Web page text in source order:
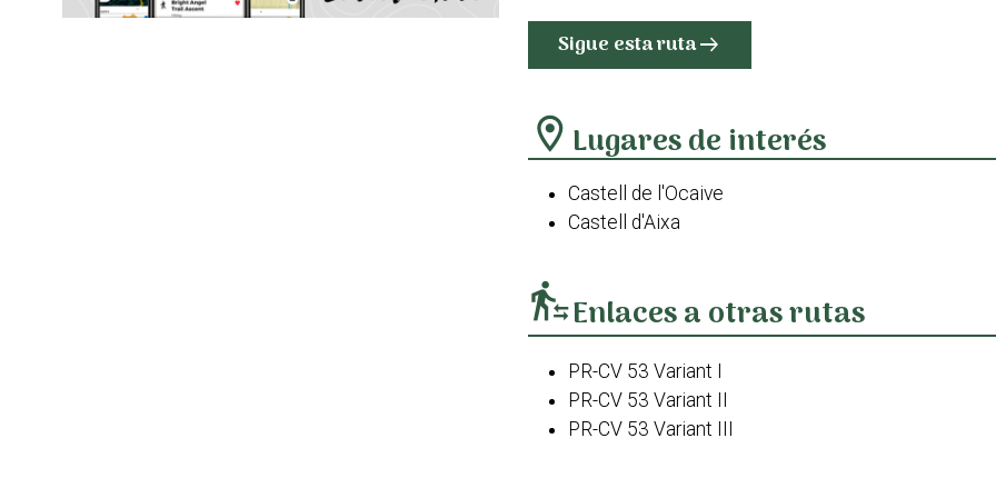
Sigue esta rutaarrow_right_alt
location_on Lugares de interés
Castell de l'Ocaive
Castell d'Aixa
transfer_within_a_stationEnlaces a otras rutas
PR-CV 53 Variant I
PR-CV 53 Variant II
PR-CV 53 Variant III